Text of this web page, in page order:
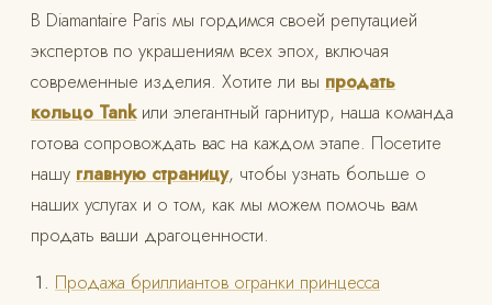
В Diamantaire Paris мы гордимся своей репутацией
экспертов по украшениям всех эпох, включая
современные изделия. Хотите ли вы продать
кольцо Tankили элегантный гарнитур, наша команда
готова сопровождать вас на каждом этапе. Посетите
нашу главную страницу, чтобы узнать больше о
наших услугах и о том, как мы можем помочь вам
продать ваши драгоценности.
Продажа бриллиантов огранки принцесса